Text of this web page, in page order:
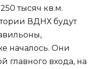
тысяч кв.м.
ВДНХ будут
началось. Они
главного входа, на